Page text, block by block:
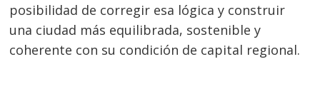
posibilidad de corregir esa lógica y construir
una ciudad más equilibrada, sostenible y
coherente con su condición de capital regional.